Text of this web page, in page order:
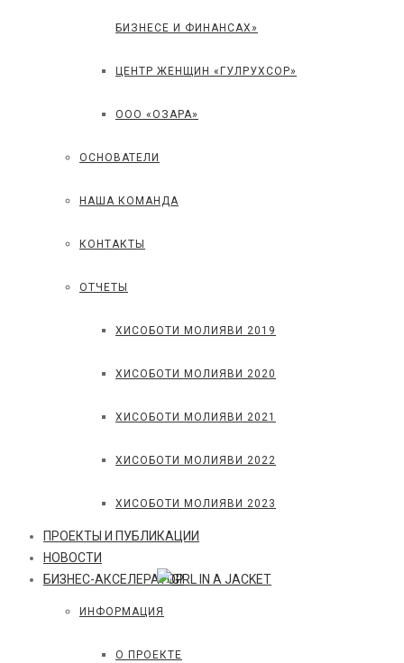
БИЗНЕСЕ И ФИНАНСАХ»
ЦЕНТР ЖЕНЩИН «ГУЛРУХСОР»
ООО «ОЗАРА»
ОСНОВАТЕЛИ
НАША КОМАНДА
КОНТАКТЫ
ОТЧЕТЫ
ХИСОБОТИ МОЛИЯВИ 2019
ХИСОБОТИ МОЛИЯВИ 2020
ХИСОБОТИ МОЛИЯВИ 2021
ХИСОБОТИ МОЛИЯВИ 2022
ХИСОБОТИ МОЛИЯВИ 2023
ПРОЕКТЫ И ПУБЛИКАЦИИ
НОВОСТИ
БИЗНЕС-АКСЕЛЕРАТОР
ИНФОРМАЦИЯ
О ПРОЕКТЕ